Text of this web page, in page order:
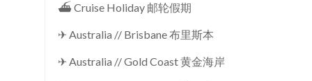
⛴ Cruise Holiday 邮轮假期
✈ Australia // Brisbane 布里斯本
✈ Australia // Gold Coast 黄金海岸